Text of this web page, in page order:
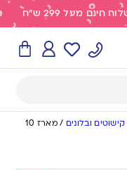
קישוטים ובלונים /
מארז 10